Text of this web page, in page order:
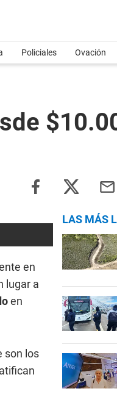
Policiales Ovación
en
lugar a
en
son los
LAS MÁS